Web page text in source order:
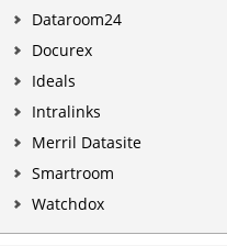
Dataroom24
Docurex
Ideals
Intralinks
Merril Datasite
Smartroom
Watchdox